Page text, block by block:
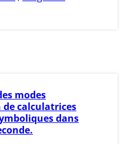
modes
calculatrices
dans